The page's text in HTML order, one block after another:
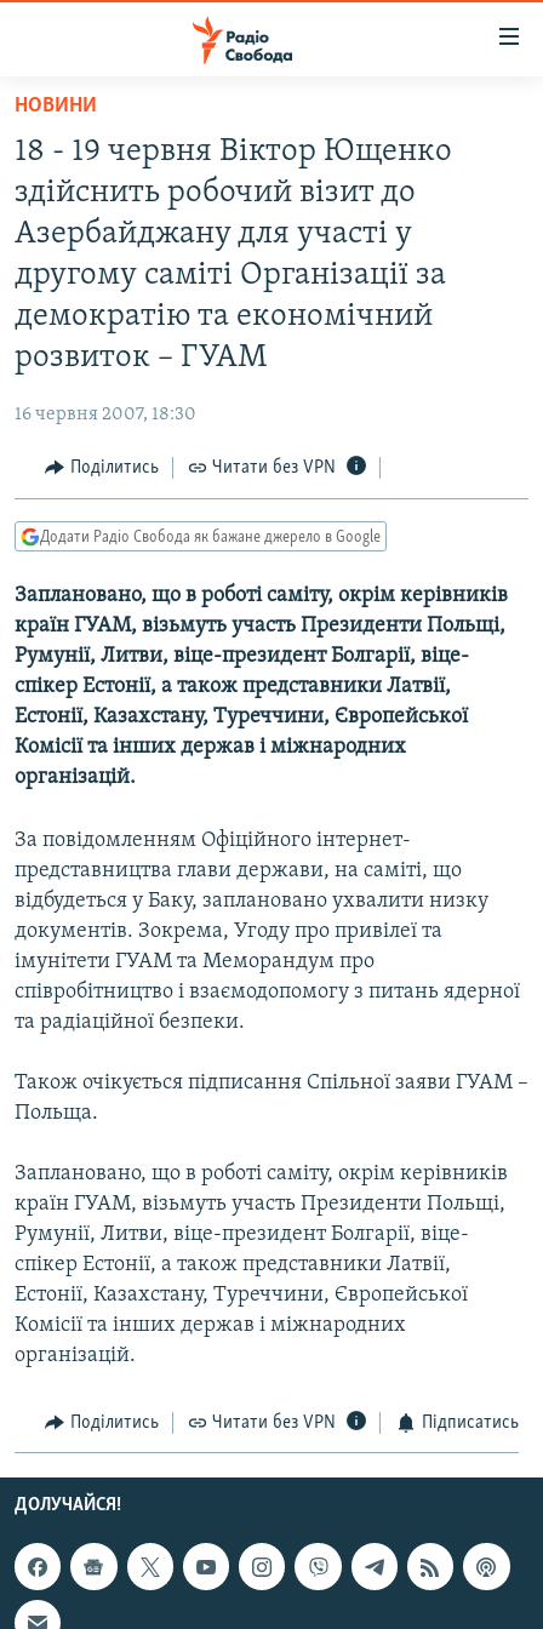
Перейти
основного
матеріалу
Перейти
до
основної
навігації
до
ВСЕ ЗА ДОБУ
СТАТТІ
СУСПІЛЬСТВО
УКРАЇНА
СВІТ
РОСІЙСЬКА «ФІЛЬТРАЦІЯ»
ДОНБАС.РЕАЛІЇ
СХЕМИ
КИТАЙ.ВИКЛИКИ
ФОТО
СПЕЦПРОЄКТИ
ПОДКАСТИ
РУС
УКР
КТАТ
ДОЛУЧАЙСЯ!
Усі сайти RFE/RL
НОВИНИ
18 - 19 червня Віктор Ющенко
здійснить робочий візит до
Азербайджану для участі у
другому саміті Організації за
демократію та економічний
розвиток – ГУАМ
16 червня 2007, 18:30
Поділитись Читати без VPN
Додати Радіо Свобода як бажане джерело в Google
Заплановано, що в роботі саміту, окрім керівників
країн ГУАМ, візьмуть участь Президенти Польщі,
Румунії, Литви, віце-президент Болгарії, віце-
спікер Естонії, а також представники Латвії,
Естонії, Казахстану, Туреччини, Європейської
Комісії та інших держав і міжнародних
організацій.
За повідомленням Офіційного інтернет-
представництва глави держави, на саміті, що
відбудеться у Баку, заплановано ухвалити низку
документів. Зокрема, Угоду про привілеї та
імунітети ГУАМ та Меморандум про
співробітництво і взаємодопомогу з питань ядерної
та радіаційної безпеки.
Також очікується підписання Спільної заяви ГУАМ –
Польща.
Заплановано, що в роботі саміту, окрім керівників
країн ГУАМ, візьмуть участь Президенти Польщі,
Румунії, Литви, віце-президент Болгарії, віце-
спікер Естонії, а також представники Латвії,
Естонії, Казахстану, Туреччини, Європейської
Комісії та інших держав і міжнародних
організацій.
Поділитись Читати без VPN Підписатись
ДОЛУЧАЙСЯ!